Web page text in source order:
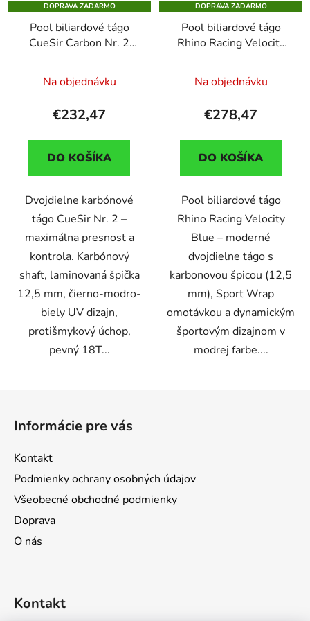
DOPRAVA ZADARMO
Pool biliardové tágo
CueSir Carbon Nr. 2
zdarma (akcia)
Na objednávku
€232,47
DO KOŠÍKA
Dvojdielne karbónové
tágo CueSir Nr. 2 –
maximálna presnosť a
kontrola. Karbónový
shaft, laminovaná špička
12,5 mm, čierno-modro-
biely UV dizajn,
protišmykový úchop,
pevný 18T...
DOPRAVA ZADARMO
Pool biliardové tágo
Rhino Racing Velocity
12,5mm Sport Wrap
Na objednávku
€278,47
DO KOŠÍKA
Pool biliardové tágo
Rhino Racing Velocity
Blue – moderné
dvojdielne tágo s
karbonovou špicou (12,5
mm), Sport Wrap
omotávkou a dynamickým
športovým dizajnom v
modrej farbe....
Informácie pre vás
Kontakt
Podmienky ochrany osobných údajov
Všeobecné obchodné podmienky
Doprava
O nás
Kontakt